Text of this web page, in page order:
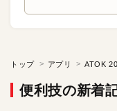
トップ アプリ
便利技の新着